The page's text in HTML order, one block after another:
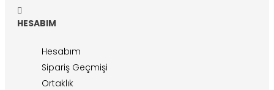
HESABIM
Hesabım
Sipariş Geçmişi
Ortaklık